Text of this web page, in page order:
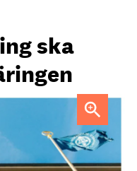
ska
– det ligger i fokus
Program.